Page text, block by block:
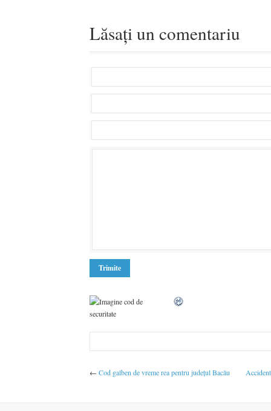
Lăsați un comentariu
← Cod galben de vreme rea pentru judeţul Bacău